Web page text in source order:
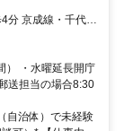
京成線・千代田
通勤
） ・水曜延長開庁
送担当の場合8:30
自治体）で未経験